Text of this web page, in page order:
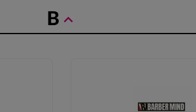
B expand_less